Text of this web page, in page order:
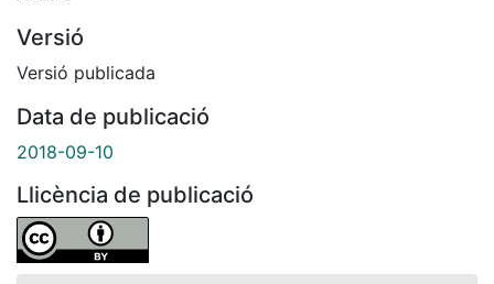
Versió
Versió publicada
Data de publicació
2018-09-10
Llicència de publicació